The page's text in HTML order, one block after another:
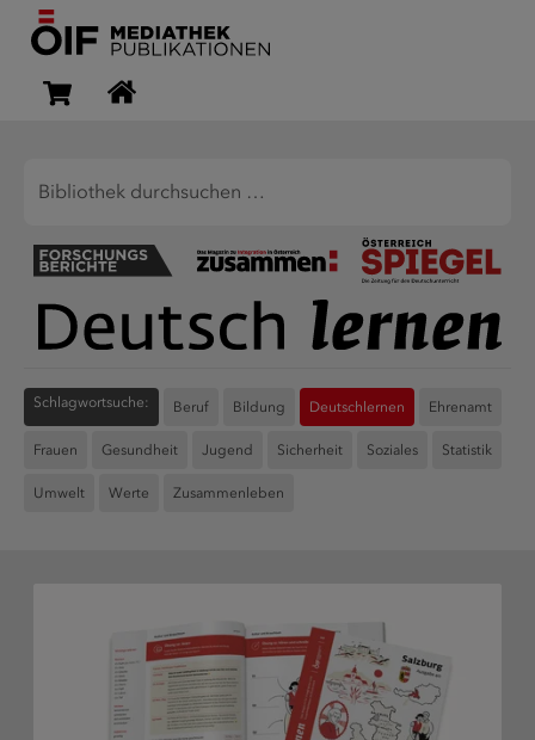
Spiegel
Schlagwortsuche:
Beruf Bildung Deutschlernen Ehrenamt
Frauen Gesundheit Jugend Sicherheit Soziales Statistik
Umwelt Werte Zusammenleben